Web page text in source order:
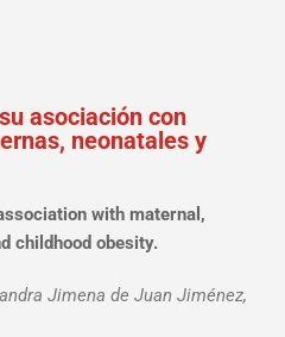
asociación con
neonatales y
with maternal,
childhood obesity.
Jimena de Juan Jiménez,